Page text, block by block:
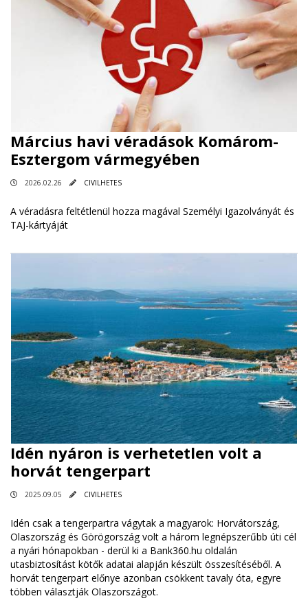
Március havi véradások Komárom-
Esztergom vármegyében
2026.02.26 CIVILHETES
A véradásra feltétlenül hozza magával Személyi Igazolványát és
TAJ-kártyáját
Idén nyáron is verhetetlen volt a
horvát tengerpart
2025.09.05 CIVILHETES
Idén csak a tengerpartra vágytak a magyarok: Horvátország,
Olaszország és Görögország volt a három legnépszerűbb úti cél
a nyári hónapokban - derül ki a Bank360.hu oldalán
utasbiztosítást kötők adatai alapján készült összesítéséből. A
horvát tengerpart előnye azonban csökkent tavaly óta, egyre
többen választják Olaszországot.